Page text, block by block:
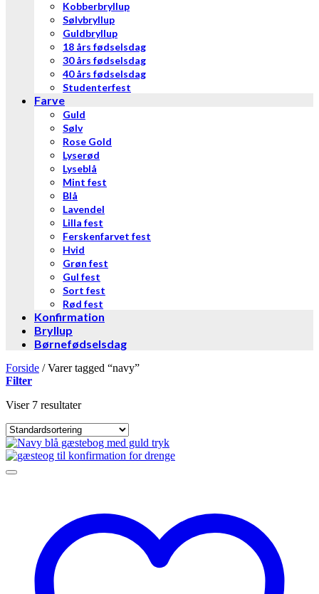
Kobberbryllup
Sølvbryllup
Guldbryllup
18 års fødselsdag
30 års fødselsdag
40 års fødselsdag
Studenterfest
Farve
Guld
Sølv
Rose Gold
Lyserød
Lyseblå
Mint fest
Blå
Lavendel
Lilla fest
Ferskenfarvet fest
Hvid
Grøn fest
Gul fest
Sort fest
Rød fest
Konfirmation
Bryllup
Børnefødselsdag
Forside /Varer tagged “navy”
Filter
Viser 7 resultater